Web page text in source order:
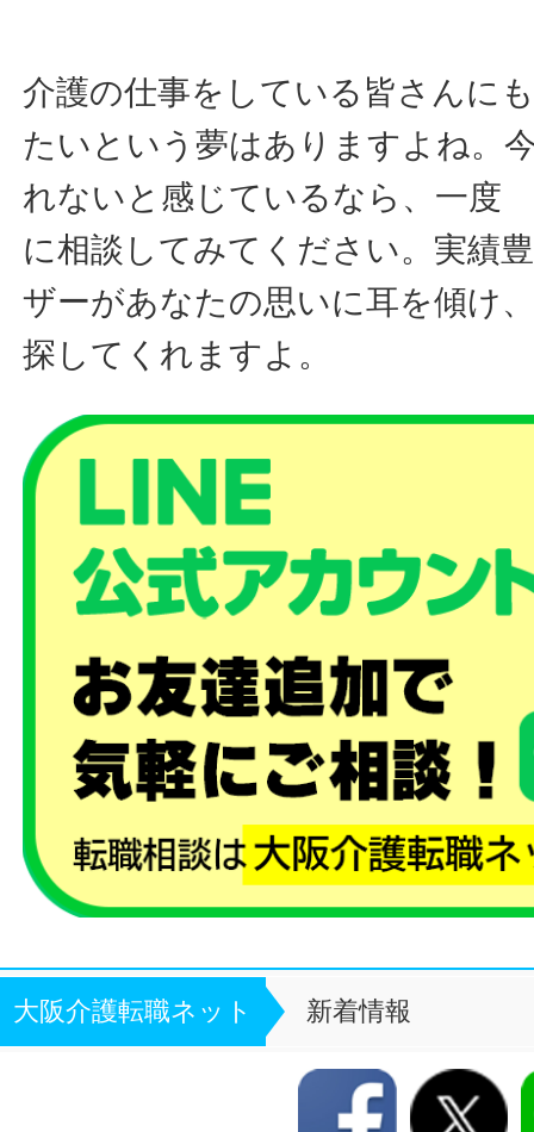
介護の仕事をしている皆さんに
たいという夢はありますよね。
れないと感じているなら、一
に相談してみてください。実績
ザーがあなたの思いに耳を傾け
探してくれますよ。
大阪介護転職ネット 新着情報